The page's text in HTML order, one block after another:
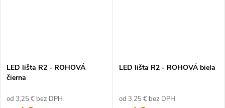
LED lišta R2 - ROHOVÁ
čierna
od 3,25 € bez DPH
LED lišta R2 - ROHOVÁ biela
od 3,25 € bez DPH